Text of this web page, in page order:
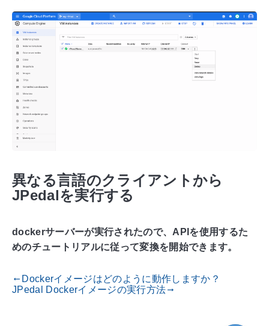
異なる言語のクライアントから
JPedalを実行する
dockerサーバーが実行されたので、APIを使用するた
めのチュートリアルに従って変換を開始できます。
gdoc_arrow_left_alt Dockerイメージはどのように動作しますか？
JPedal Dockerイメージの実行方法gdoc_arrow_right_alt